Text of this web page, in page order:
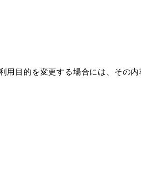
用目的を変更する場合には、その